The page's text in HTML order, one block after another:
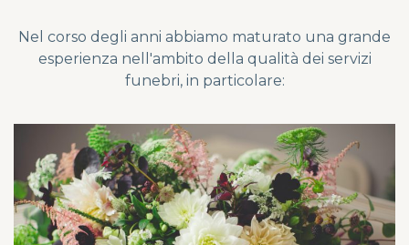
Nel corso degli anni abbiamo maturato una grande
esperienza nell'ambito della qualità dei servizi
funebri, in particolare: